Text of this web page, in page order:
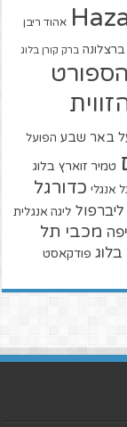
אהוד ריבן
ברצלונה ברק קורן בלוג
באר שבע הפועל
טמיר זוארץ בלוג
אנגלי כדורגל
ליברפול ליגה אנגלית
מכבי תל
בלוג פודקאסט